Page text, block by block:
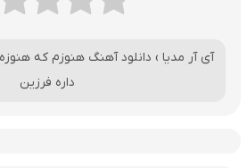
آی آر مدیا › دانلود آهنگ هنوزم که هنوزه
داره فرزین